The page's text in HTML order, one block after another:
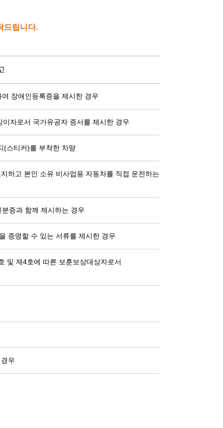
드립니다.
장애인등록증을 제시한 경우
자로서 국가유공자 증서를 제시한 경우
(스티커)를 부착한 차량
하고 본인 소유 비사업용 자동차를 직접 운전하는
증과 함께 제시하는 경우
증명할 수 있는 서류를 제시한 경우
및 제4호에 따른 보훈보상대상자로서
우